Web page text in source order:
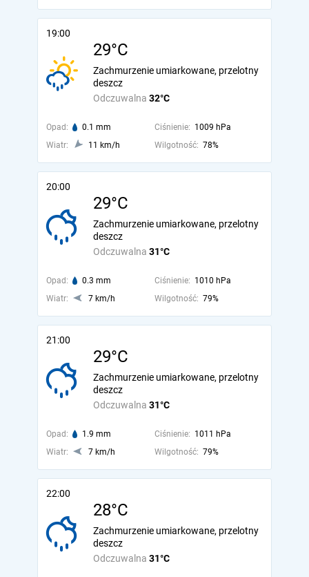
19:00
29°C
Odczuwalna 32°C
Zachmurzenie umiarkowane, przelotny
deszcz
Opad: 0.1 mm Ciśnienie: 1009 hPa
Wiatr:
11 km/h Wilgotność: 78%
20:00
29°C
Odczuwalna 31°C
Zachmurzenie umiarkowane, przelotny
deszcz
Opad: 0.3 mm Ciśnienie: 1010 hPa
Wiatr:
7 km/h Wilgotność: 79%
21:00
29°C
Odczuwalna 31°C
Zachmurzenie umiarkowane, przelotny
deszcz
Opad: 1.9 mm Ciśnienie: 1011 hPa
Wiatr:
7 km/h Wilgotność: 79%
22:00
28°C
Odczuwalna 31°C
Zachmurzenie umiarkowane, przelotny
deszcz